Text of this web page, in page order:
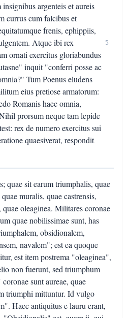
argenteis et aureis
currus cum falcibus et
frenis, ephippiis,
Atque ibi rex
ornati exercitus gloriabundus
inquit "conferri posse ac
Tum Poenus eludens
eius pretiose armatorum:
Romanis haec omnia,
prorsum neque tam lepide
rex de numero exercitus sui
quaesiverat, respondit
5
quae sit earum triumphalis, quae
muralis, quae castrensis,
oleaginea. Militares coronae
quae nobilissimae sunt, has
obsidionalem,
navalem"; est ea quoque
est item postrema "oleaginea",
non fuerunt, sed triumphum
sunt aureae, quae
triumphi mittuntur. Id vulgo
Haec antiquitus e lauru erant,